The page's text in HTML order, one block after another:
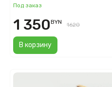
золото (Vinca Blue)
Под заказ
В корзину
1 350BYN 1620